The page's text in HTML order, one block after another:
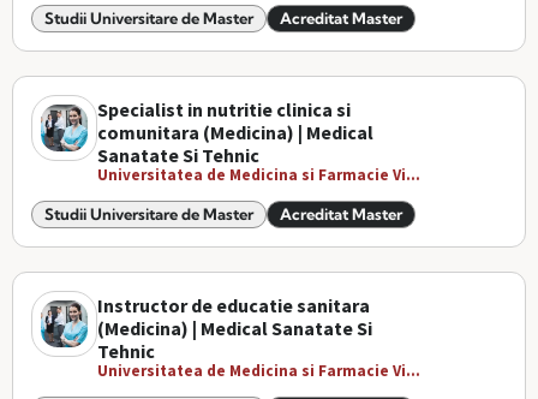
Studii Universitare de Master Acreditat Master
Specialist in nutritie clinica si
comunitara (Medicina) | Medical
Sanatate Si Tehnic
Universitatea de Medicina si Farmacie Vi...
Studii Universitare de Master Acreditat Master
Instructor de educatie sanitara
(Medicina) | Medical Sanatate Si
Tehnic
Universitatea de Medicina si Farmacie Vi...